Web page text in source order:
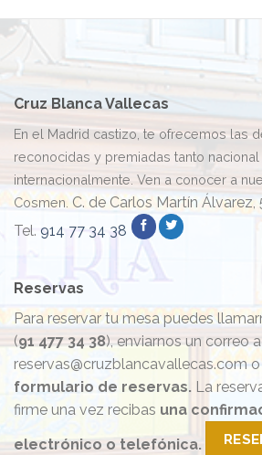
Cruz Blanca Vallecas
En el Madrid castizo, te ofrecemos las
reconocidas y premiadas tanto
internacionalmente. Ven a conocer a
Cosmen. C. de Carlos Martín Álvarez,
Tel. 914 77 34 38
Reservas
Para reservar tu mesa puedes
(91 477 34 38), enviarnos un correo a
reservas@cruzblancavallecas.com
formulario de reservas. La
firme una vez recibas una
electrónico o telefónica.